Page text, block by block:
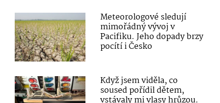
Meteorologové sledují
mimořádný vývoj v
Pacifiku. Jeho dopady brzy
pocítí i Česko
Když jsem viděla, co
soused pořídil dětem,
vstávaly mi vlasy hrůzou.